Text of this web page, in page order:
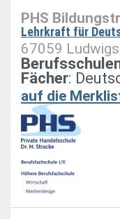
PHS
Lehrkraft für
67059
Fächer:
auf die